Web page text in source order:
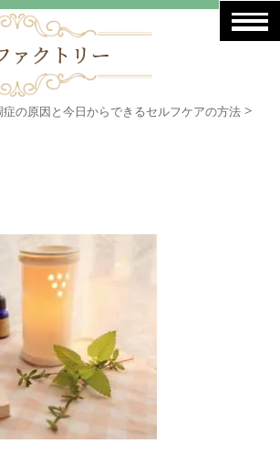
症の原因と今日からできるセルフケアの方法 >